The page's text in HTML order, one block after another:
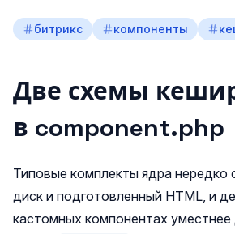
битрикс компоненты
Две схемы
в component.php
Типовые комплекты ядра нередко
диск и подготовленный HTML, и
кастомных компонентах